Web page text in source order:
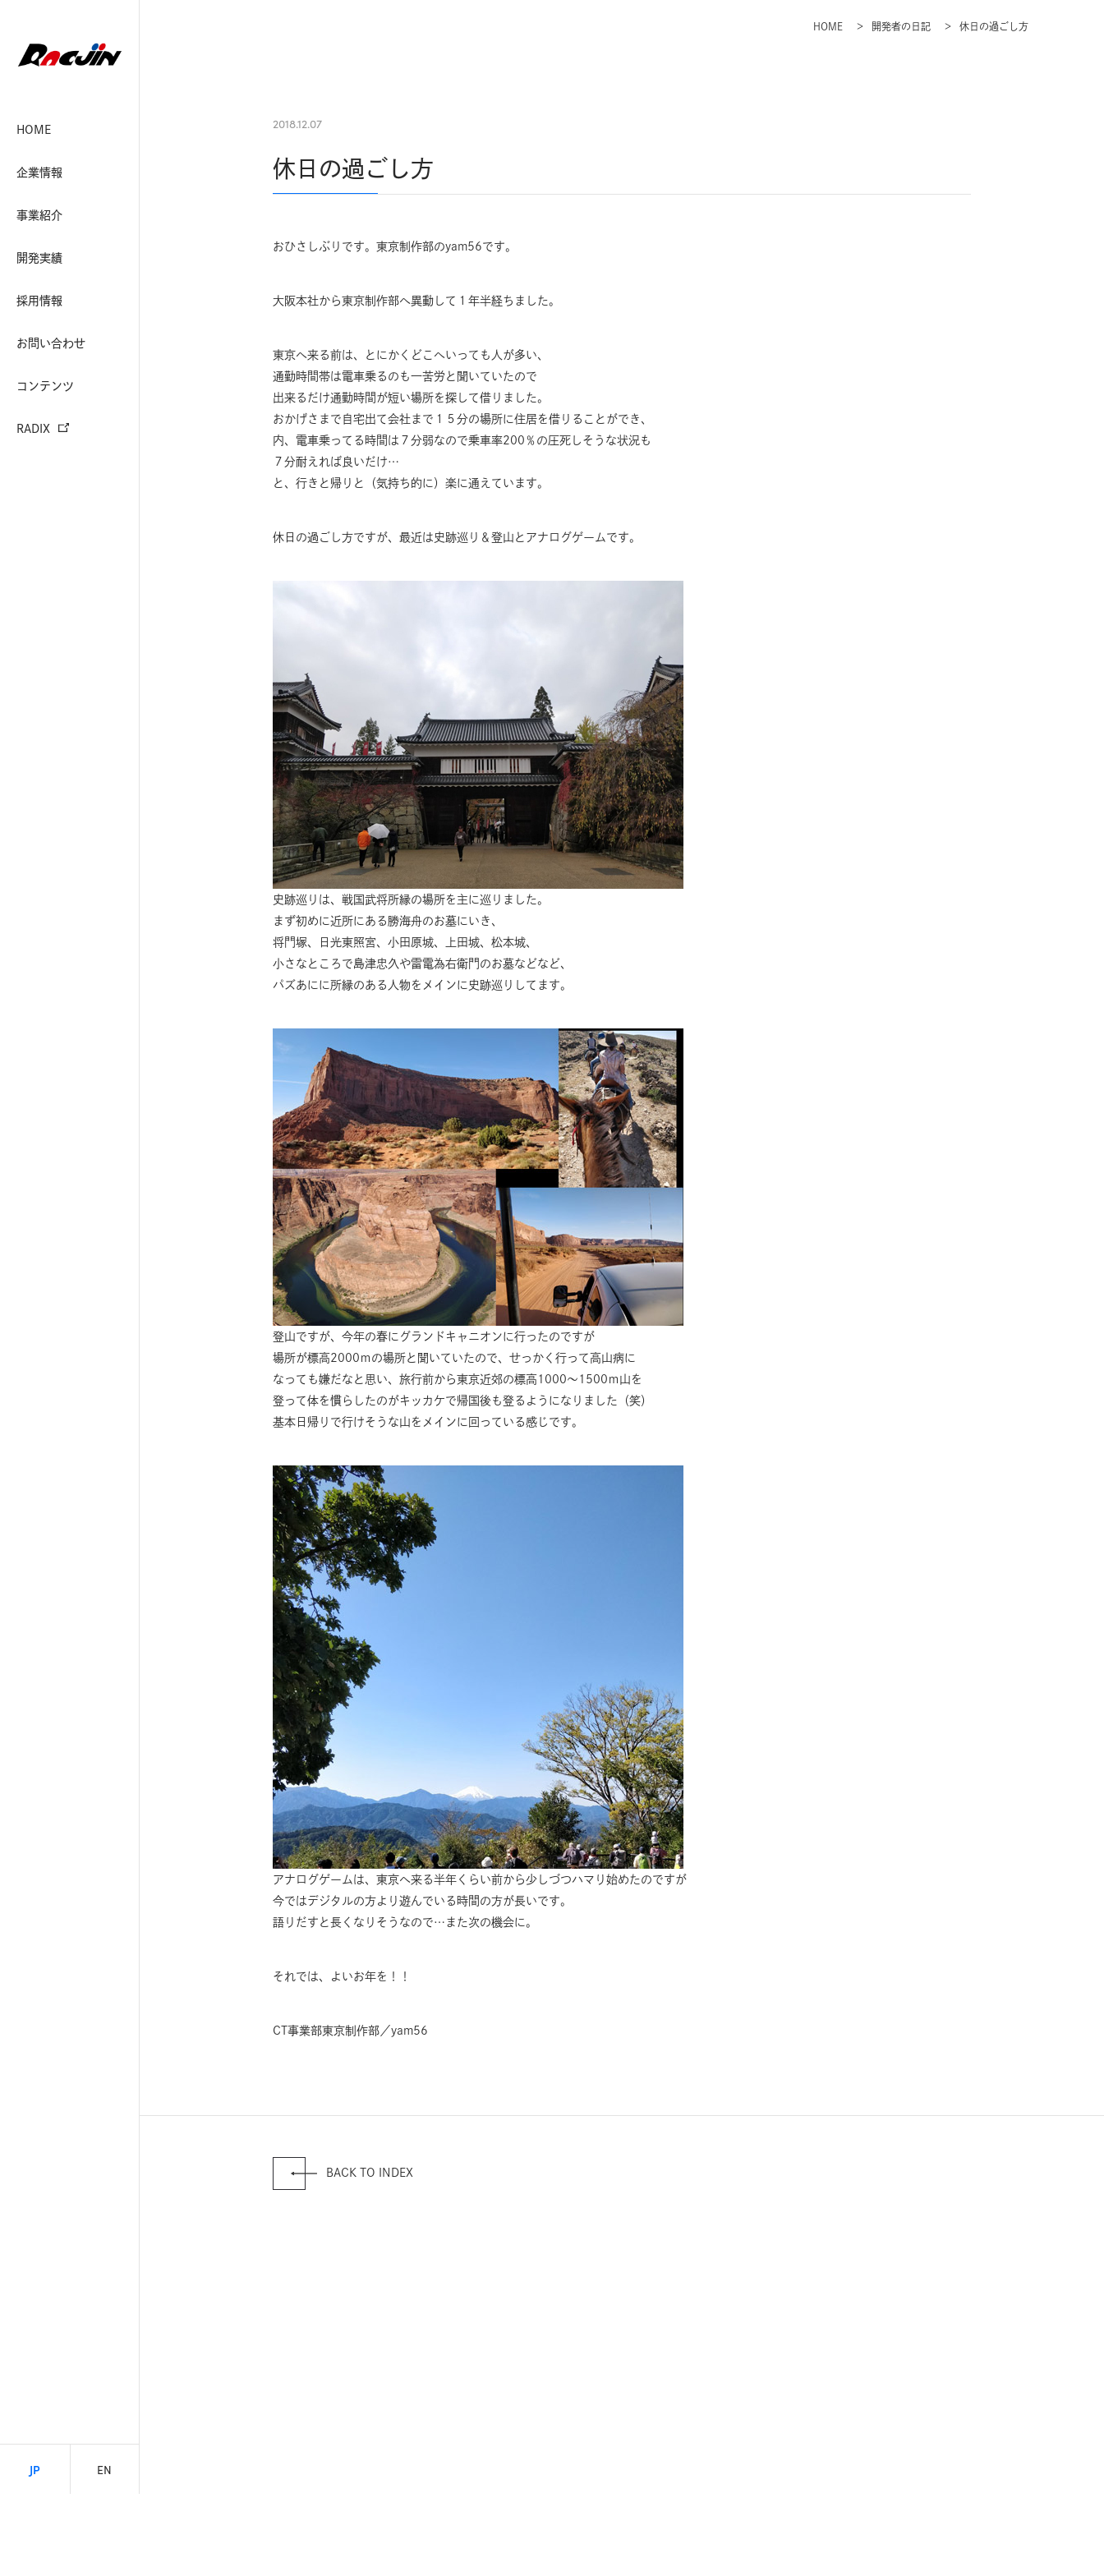
HOME
企業情報
事業紹介
開発実績
採用情報
お問い合わせ
コンテンツ
RADIX
JP EN
HOME 開発者の日記 休日の過ごし方
2018.12.07
休日の過ごし方
おひさしぶりです。東京制作部のyam56です。
大阪本社から東京制作部へ異動して１年半経ちました。
東京へ来る前は、とにかくどこへいっても人が多い、
通勤時間帯は電車乗るのも一苦労と聞いていたので
出来るだけ通勤時間が短い場所を探して借りました。
おかげさまで自宅出て会社まで１５分の場所に住居を借りることができ、
内、電車乗ってる時間は７分弱なので乗車率200％の圧死しそうな状況も
７分耐えれば良いだけ…
と、行きと帰りと（気持ち的に）楽に通えています。
休日の過ごし方ですが、最近は史跡巡り＆登山とアナログゲームです。
史跡巡りは、戦国武将所縁の場所を主に巡りました。
まず初めに近所にある勝海舟のお墓にいき、
将門塚、日光東照宮、小田原城、上田城、松本城、
小さなところで島津忠久や雷電為右衛門のお墓などなど、
パズあにに所縁のある人物をメインに史跡巡りしてます。
登山ですが、今年の春にグランドキャニオンに行ったのですが
場所が標高2000ｍの場所と聞いていたので、せっかく行って高山病に
なっても嫌だなと思い、旅行前から東京近郊の標高1000～1500ｍ山を
登って体を慣らしたのがキッカケで帰国後も登るようになりました（笑）
基本日帰りで行けそうな山をメインに回っている感じです。
アナログゲームは、東京へ来る半年くらい前から少しづつハマり始めたのですが
今ではデジタルの方より遊んでいる時間の方が長いです。
語りだすと長くなりそうなので…また次の機会に。
それでは、よいお年を！！
CT事業部東京制作部／yam56
BACK TO INDEX